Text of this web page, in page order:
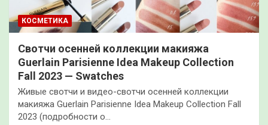
КОСМЕТИКА
Свотчи осенней коллекции макияжа
Guerlain Parisienne Idea Makeup Collection
Fall 2023 — Swatches
Живые свотчи и видео-свотчи осенней коллекции
макияжа Guerlain Parisienne Idea Makeup Collection Fall
2023 (подробности о…